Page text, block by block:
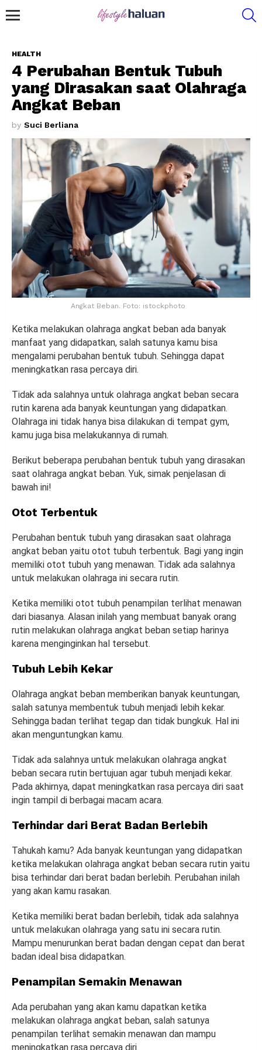
HEALTH
4 Perubahan Bentuk Tubuh
yang Dirasakan saat Olahraga
Angkat Beban
by Suci Berliana
Angkat Beban. Foto: istockphoto
Ketika melakukan olahraga angkat beban ada banyak
manfaat yang didapatkan, salah satunya kamu bisa
mengalami perubahan bentuk tubuh. Sehingga dapat
meningkatkan rasa percaya diri.
Tidak ada salahnya untuk olahraga angkat beban secara
rutin karena ada banyak keuntungan yang didapatkan.
Olahraga ini tidak hanya bisa dilakukan di tempat gym,
kamu juga bisa melakukannya di rumah.
Berikut beberapa perubahan bentuk tubuh yang dirasakan
saat olahraga angkat beban. Yuk, simak penjelasan di
bawah ini!
Otot Terbentuk
Perubahan bentuk tubuh yang dirasakan saat olahraga
angkat beban yaitu otot tubuh terbentuk. Bagi yang ingin
memiliki otot tubuh yang menawan. Tidak ada salahnya
untuk melakukan olahraga ini secara rutin.
Ketika memiliki otot tubuh penampilan terlihat menawan
dari biasanya. Alasan inilah yang membuat banyak orang
rutin melakukan olahraga angkat beban setiap harinya
karena menginginkan hal tersebut.
Tubuh Lebih Kekar
Olahraga angkat beban memberikan banyak keuntungan,
salah satunya membentuk tubuh menjadi lebih kekar.
Sehingga badan terlihat tegap dan tidak bungkuk. Hal ini
akan menguntungkan kamu.
Tidak ada salahnya untuk melakukan olahraga angkat
beban secara rutin bertujuan agar tubuh menjadi kekar.
Pada akhirnya, dapat meningkatkan rasa percaya diri saat
ingin tampil di berbagai macam acara.
Terhindar dari Berat Badan Berlebih
Tahukah kamu? Ada banyak keuntungan yang didapatkan
ketika melakukan olahraga angkat beban secara rutin yaitu
bisa terhindar dari berat badan berlebih. Perubahan inilah
yang akan kamu rasakan.
Ketika memiliki berat badan berlebih, tidak ada salahnya
untuk melakukan olahraga yang satu ini secara rutin.
Mampu menurunkan berat badan dengan cepat dan berat
badan ideal bisa didapatkan.
Penampilan Semakin Menawan
Ada perubahan yang akan kamu dapatkan ketika
melakukan olahraga angkat beban, salah satunya
penampilan terlihat semakin menawan dan mampu
meningkatkan rasa percaya diri.